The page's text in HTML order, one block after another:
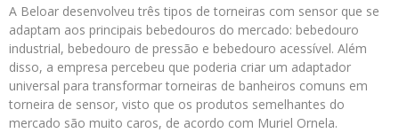
A Beloar desenvolveu três tipos de torneiras com sensor que se
adaptam aos principais bebedouros do mercado: bebedouro
industrial, bebedouro de pressão e bebedouro acessível. Além
disso, a empresa percebeu que poderia criar um adaptador
universal para transformar torneiras de banheiros comuns em
torneira de sensor, visto que os produtos semelhantes do
mercado são muito caros, de acordo com Muriel Ornela.